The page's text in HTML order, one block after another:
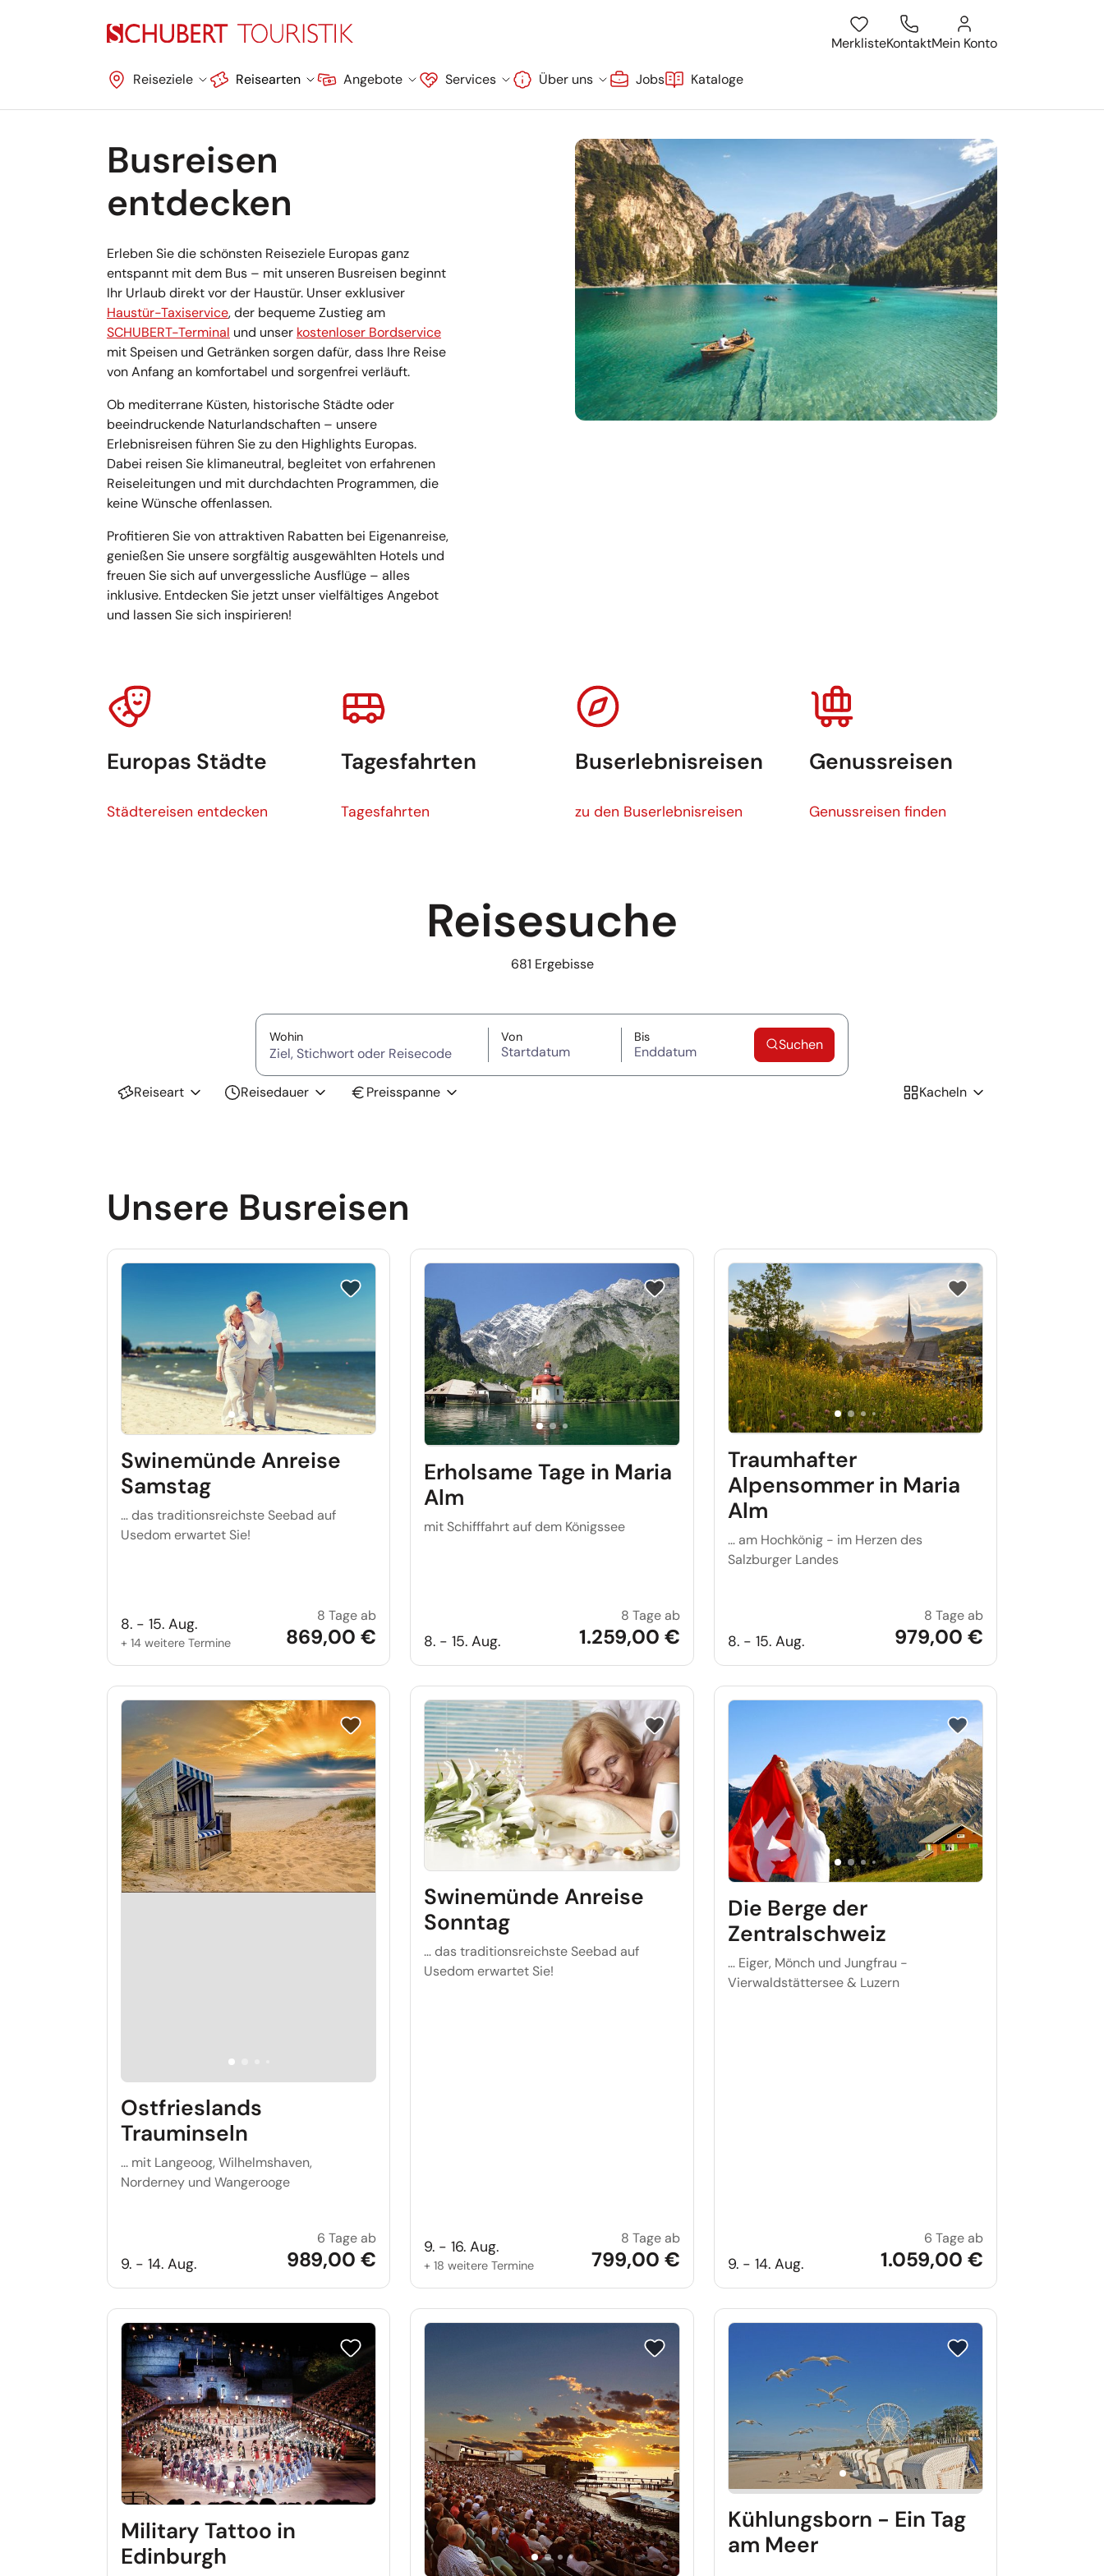
Navigation überspringen MerklisteKontaktMein Konto
Reiseziele Reisearten Angebote Services Über uns Jobs Kataloge
Busreisen
entdecken
Erleben Sie die schönsten Reiseziele Europas ganz
entspannt mit dem Bus – mit unseren Busreisen beginnt
Ihr Urlaub direkt vor der Haustür. Unser exklusiver
Haustür-Taxiservice, der bequeme Zustieg am
SCHUBERT-Terminal und unser kostenloser Bordservice
mit Speisen und Getränken sorgen dafür, dass Ihre Reise
von Anfang an komfortabel und sorgenfrei verläuft.
Ob mediterrane Küsten, historische Städte oder
beeindruckende Naturlandschaften – unsere
Erlebnisreisen führen Sie zu den Highlights Europas.
Dabei reisen Sie klimaneutral, begleitet von erfahrenen
Reiseleitungen und mit durchdachten Programmen, die
keine Wünsche offenlassen.
Profitieren Sie von attraktiven Rabatten bei Eigenanreise,
genießen Sie unsere sorgfältig ausgewählten Hotels und
freuen Sie sich auf unvergessliche Ausflüge – alles
inklusive. Entdecken Sie jetzt unser vielfältiges Angebot
und lassen Sie sich inspirieren!
Europas Städte
Europas Städte
Städtereisen entdecken
Tagesfahrten
Tagesfahrten
Tagesfahrten
Buserlebnisreisen
Buserlebnisreisen
zu den Buserlebnisreisen
Genussreisen
Genussreisen
Genussreisen finden
Reisesuche
681 Ergebisse
Wohin(Ziel, Stichwort oder Reisecode) VonStartdatum BisEnddatum Suchen
Reiseart Reisedauer Preisspanne Kacheln
Unsere Busreisen
Reise auf Merkliste setzen
Swinemünde Anreise
Samstag
… das traditionsreichste Seebad auf
Usedom erwartet Sie!
8. - 15. Aug.
+ 14 weitere Termine
Swinemünde Anreise Samstag
8 Tage ab
869,00 €
Reise auf Merkliste setzen
Erholsame Tage in Maria
Alm
mit Schifffahrt auf dem Königssee
8. - 15. Aug.
Erholsame Tage in Maria Alm
8 Tage ab
1.259,00 €
Reise auf Merkliste setzen
Traumhafter
Alpensommer in Maria
Alm
… am Hochkönig - im Herzen des
Salzburger Landes
8. - 15. Aug.
Traumhafter
8 Tage ab
979,00 €
Reise auf Merkliste setzen
Ostfrieslands
Trauminseln
... mit Langeoog, Wilhelmshaven,
Norderney und Wangerooge
9. - 14. Aug.
Ostfrieslands Trauminseln
6 Tage ab
989,00 €
Reise auf Merkliste setzen
Swinemünde Anreise
Sonntag
… das traditionsreichste Seebad auf
Usedom erwartet Sie!
9. - 16. Aug.
+ 18 weitere Termine
Swinemünde Anreise Sonntag
8 Tage ab
799,00 €
Reise auf Merkliste setzen
Die Berge der
Zentralschweiz
… Eiger, Mönch und Jungfrau -
Vierwaldstättersee & Luzern
9. - 14. Aug.
Die Berge der
6 Tage ab
1.059,00 €
Reise auf Merkliste setzen
Military Tattoo in
Edinburgh
Reise auf Merkliste setzen Reise auf Merkliste setzen
Kühlungsborn - Ein Tag
am Meer